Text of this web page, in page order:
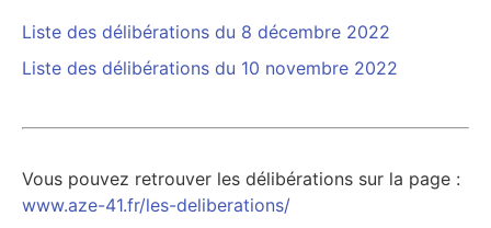
Liste des délibérations du 8 décembre 2022
Liste des délibérations du 10 novembre 2022
Vous pouvez retrouver les délibérations sur la page :
www.aze-41.fr/les-deliberations/